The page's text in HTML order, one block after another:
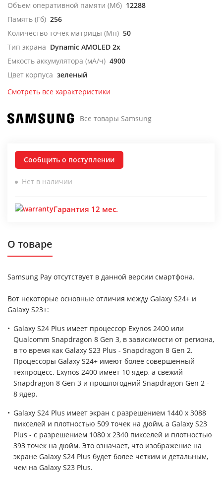
Объем оперативной памяти (Мб) 12288
Память (Гб) 256
Количество точек матрицы (Мп) 50
Тип экрана Dynamic AMOLED 2x
Емкость аккумулятора (мА/ч) 4900
Цвет корпуса зеленый
Смотреть все характеристики
Все товары Samsung
Сообщить о поступлении
Нет в наличии
Гарантия 12 мес.
О товаре
Samsung Pay отсутствует в данной версии смартфона.
Вот некоторые основные отличия между Galaxy S24+ и
Galaxy S23+:
Galaxy S24 Plus имеет процессор Exynos 2400 или
Qualcomm Snapdragon 8 Gen 3, в зависимости от региона,
в то время как Galaxy S23 Plus - Snapdragon 8 Gen 2.
Процессоры Galaxy S24+ имеют более совершенный
техпроцесс. Exynos 2400 имеет 10 ядер, а свежий
Snapdragon 8 Gen 3 и прошлогодний Snapdragon Gen 2 -
8 ядер.
Galaxy S24 Plus имеет экран с разрешением 1440 x 3088
пикселей и плотностью 509 точек на дюйм, а Galaxy S23
Plus - с разрешением 1080 x 2340 пикселей и плотностью
393 точек на дюйм. Это означает, что изображение на
экране Galaxy S24 Plus будет более четким и детальным,
чем на Galaxy S23 Plus.